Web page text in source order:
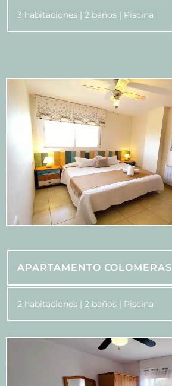
3 habitaciones | 2 baños | Piscina
APARTAMENTO COLOMERAS
2 habitaciones | 2 baños | Piscina